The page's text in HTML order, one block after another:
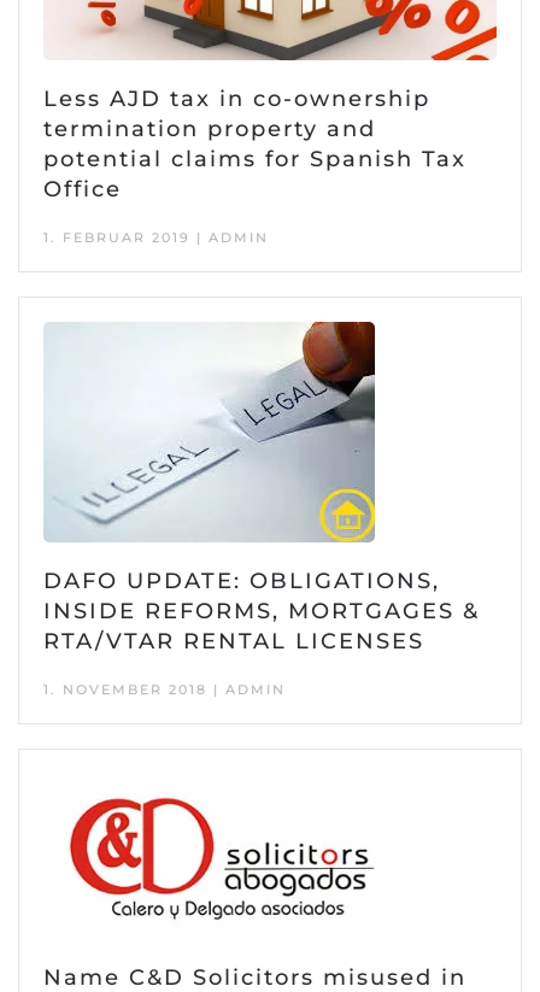
Less AJD tax in co-ownership
termination property and
potential claims for Spanish Tax
Office
1. FEBRUAR 2019 | ADMIN
DAFO UPDATE: OBLIGATIONS,
INSIDE REFORMS, MORTGAGES &
RTA/VTAR RENTAL LICENSES
1. NOVEMBER 2018 | ADMIN
Name C&D Solicitors misused in